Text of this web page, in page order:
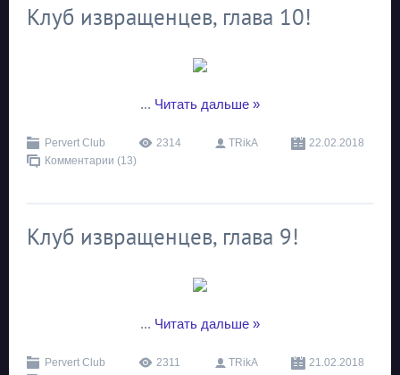
Клуб извращенцев, глава 10!
... Читать дальше »
Pervert Club 2314 TRikA
22.02.2018
Комментарии (13)
Клуб извращенцев, глава 9!
... Читать дальше »
Pervert Club 2311 TRikA
21.02.2018